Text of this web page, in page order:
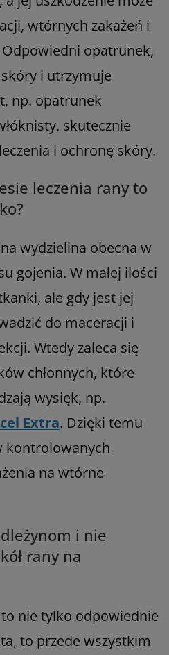
wtórnych zakażeń i
opatrunek,
i utrzymuje
np. opatrunek
skutecznie
i ochronę skóry.
leczenia rany to
wydzielina obecna w
gojenia. W małej ilości
ale gdy jest jej
do maceracji i
Wtedy zaleca się
chłonnych, które
wysięk, np.
Extra. Dzięki temu
kontrolowanych
na wtórne
i nie
rany na
nie tylko odpowiednie
to przede wszystkim